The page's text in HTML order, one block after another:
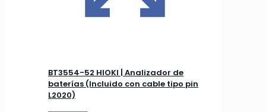
BT3554-52 HIOKI | Analizador de
baterías (Incluido con cable tipo pin
L2020)